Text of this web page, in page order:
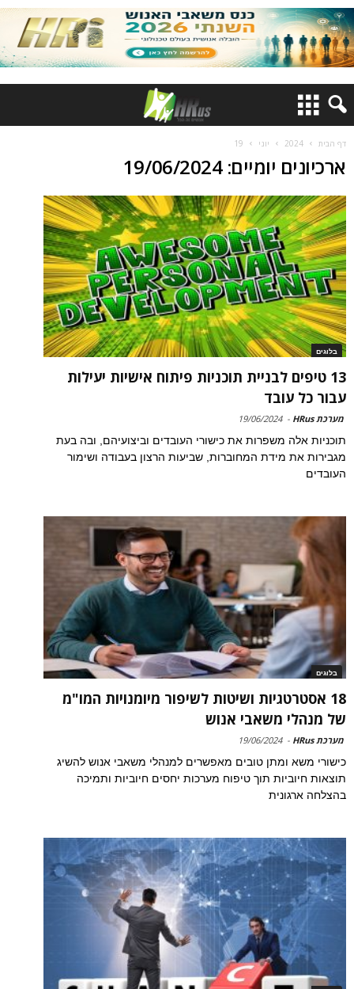
דף הבית 2024 יוני 19
ארכיונים יומיים: 19/06/2024
בלוגים
13 טיפים לבניית תוכניות פיתוח אישיות יעילות
עבור כל עובד
מערכת HRus -
19/06/2024
תוכניות אלה משפרות את כישורי העובדים וביצועיהם, ובה בעת
מגבירות את מידת המחוברות, שביעות הרצון בעבודה ושימור
העובדים
בלוגים
18 אסטרטגיות ושיטות לשיפור מיומנויות המו"מ
של מנהלי משאבי אנוש
מערכת HRus -
19/06/2024
כישורי משא ומתן טובים מאפשרים למנהלי משאבי אנוש להשיג
תוצאות חיוביות תוך טיפוח מערכות יחסים חיוביות ותמיכה
בהצלחה ארגונית